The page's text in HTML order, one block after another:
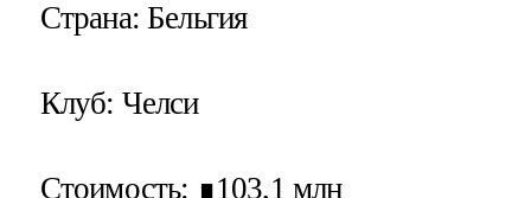
Страна: Бельгия
Клуб: Челси
Стоимость: ∎103,1 млн